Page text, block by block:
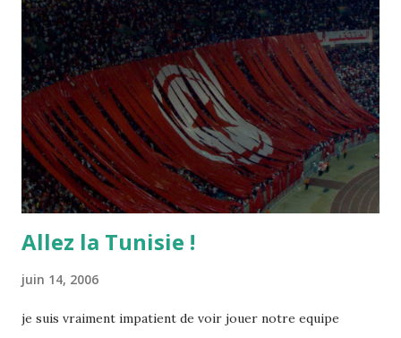
Allez la Tunisie !
juin 14, 2006
je suis vraiment impatient de voir jouer notre equipe